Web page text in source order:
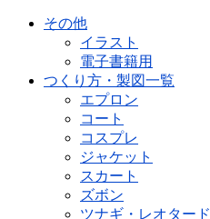
その他
イラスト
電子書籍用
つくり方・製図一覧
エプロン
コート
コスプレ
ジャケット
スカート
ズボン
ツナギ・レオタード